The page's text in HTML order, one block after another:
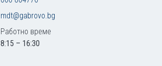
mdt@gabrovo.bg
Работно време
8:15 – 16:30